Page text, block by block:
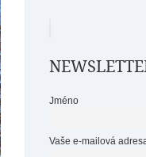
Jméno
Vaše e-mailová